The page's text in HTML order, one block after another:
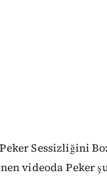
Sessizliğini
videoda Peker